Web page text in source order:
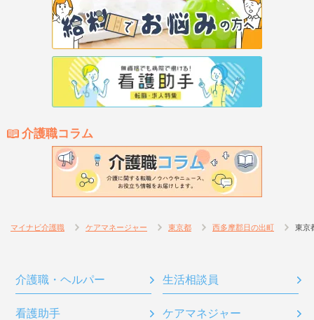
介護職コラム
マイナビ介護職 ケアマネージャー 東京都 西多摩郡日の出町 東京
介護職・ヘルパー 生活相談員
看護助手 ケアマネジャー